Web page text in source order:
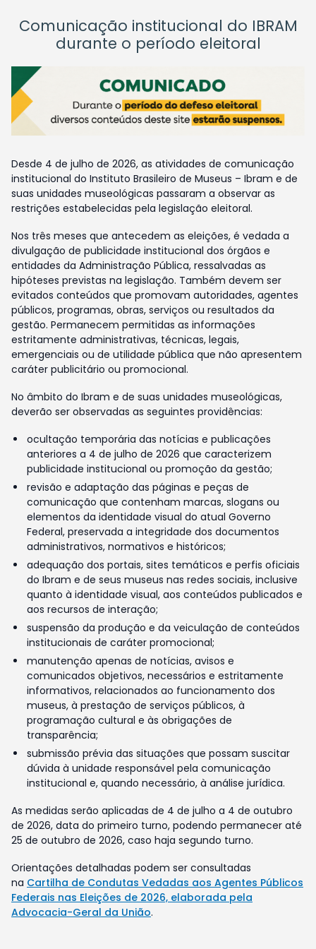
Comunicação institucional do IBRAM
durante o período eleitoral
Desde 4 de julho de 2026, as atividades de comunicação
institucional do Instituto Brasileiro de Museus – Ibram e de
suas unidades museológicas passaram a observar as
restrições estabelecidas pela legislação eleitoral.
Nos três meses que antecedem as eleições, é vedada a
divulgação de publicidade institucional dos órgãos e
entidades da Administração Pública, ressalvadas as
hipóteses previstas na legislação. Também devem ser
evitados conteúdos que promovam autoridades, agentes
públicos, programas, obras, serviços ou resultados da
gestão. Permanecem permitidas as informações
estritamente administrativas, técnicas, legais,
emergenciais ou de utilidade pública que não apresentem
caráter publicitário ou promocional.
No âmbito do Ibram e de suas unidades museológicas,
deverão ser observadas as seguintes providências:
ocultação temporária das notícias e publicações
anteriores a 4 de julho de 2026 que caracterizem
publicidade institucional ou promoção da gestão;
revisão e adaptação das páginas e peças de
comunicação que contenham marcas, slogans ou
elementos da identidade visual do atual Governo
Federal, preservada a integridade dos documentos
administrativos, normativos e históricos;
adequação dos portais, sites temáticos e perfis oficiais
do Ibram e de seus museus nas redes sociais, inclusive
quanto à identidade visual, aos conteúdos publicados e
aos recursos de interação;
suspensão da produção e da veiculação de conteúdos
institucionais de caráter promocional;
manutenção apenas de notícias, avisos e
comunicados objetivos, necessários e estritamente
informativos, relacionados ao funcionamento dos
museus, à prestação de serviços públicos, à
programação cultural e às obrigações de
transparência;
submissão prévia das situações que possam suscitar
dúvida à unidade responsável pela comunicação
institucional e, quando necessário, à análise jurídica.
As medidas serão aplicadas de 4 de julho a 4 de outubro
de 2026, data do primeiro turno, podendo permanecer até
25 de outubro de 2026, caso haja segundo turno.
Orientações detalhadas podem ser consultadas
na Cartilha de Condutas Vedadas aos Agentes Públicos
Federais nas Eleições de 2026, elaborada pela
Advocacia-Geral da União.